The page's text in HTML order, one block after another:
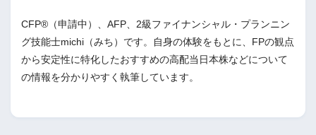
CFP®（申請中）、AFP、2級ファイナンシャル・プランニン
グ技能士michi（みち）です。自身の体験をもとに、FPの観点
から安定性に特化したおすすめの高配当日本株などについて
の情報を分かりやすく執筆しています。